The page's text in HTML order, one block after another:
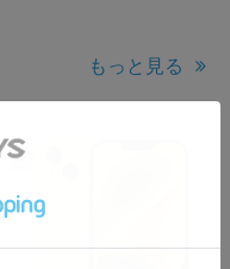
もっと見る